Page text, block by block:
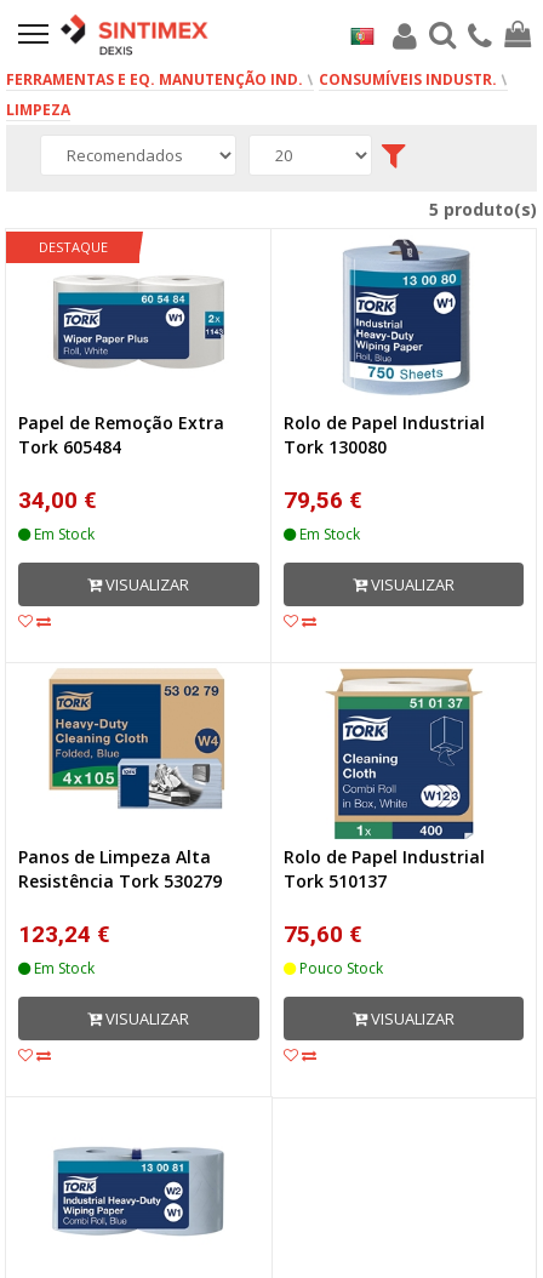
FERRAMENTAS E EQ. MANUTENÇÃO IND.
CONSUMÍVEIS INDUSTR.
LIMPEZA
5 produto(s)
DESTAQUE
Papel de Remoção Extra
Tork 605484
34,00 €
Em Stock
VISUALIZAR
Rolo de Papel Industrial
Tork 130080
79,56 €
Em Stock
VISUALIZAR
Panos de Limpeza Alta
Resistência Tork 530279
123,24 €
Em Stock
VISUALIZAR
Rolo de Papel Industrial
Tork 510137
75,60 €
Pouco Stock
VISUALIZAR